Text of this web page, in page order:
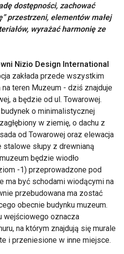
dostępności, zachować
przestrzeni, elementów małej
wyrażać harmonię ze
Nizio Design International
zakłada przede wszystkim
na teren Muzeum - dziś znajduje
a będzie od ul. Towarowej.
o minimalistycznej
w ziemię, o dachu z
od Towarowej oraz elewacja
słupy z drewnianą
będzie wiodło
-1) przeprowadzone pod
ma być schodami wiodącymi na
przebudowana ma zostać
obecnie budynku muzeum.
wejściowego oznacza
na którym znajdują się murale
i przeniesione w inne miejsce.